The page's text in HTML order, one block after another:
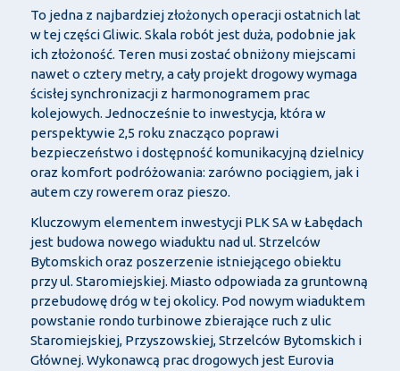
To jedna z najbardziej złożonych operacji ostatnich lat
w tej części Gliwic. Skala robót jest duża, podobnie jak
ich złożoność. Teren musi zostać obniżony miejscami
nawet o cztery metry, a cały projekt drogowy wymaga
ścisłej synchronizacji z harmonogramem prac
kolejowych. Jednocześnie to inwestycja, która w
perspektywie 2,5 roku znacząco poprawi
bezpieczeństwo i dostępność komunikacyjną dzielnicy
oraz komfort podróżowania: zarówno pociągiem, jak i
autem czy rowerem oraz pieszo.
Kluczowym elementem inwestycji PLK SA w Łabędach
jest budowa nowego wiaduktu nad ul. Strzelców
Bytomskich oraz poszerzenie istniejącego obiektu
przy ul. Staromiejskiej. Miasto odpowiada za gruntowną
przebudowę dróg w tej okolicy. Pod nowym wiaduktem
powstanie rondo turbinowe zbierające ruch z ulic
Staromiejskiej, Przyszowskiej, Strzelców Bytomskich i
Głównej. Wykonawcą prac drogowych jest Eurovia